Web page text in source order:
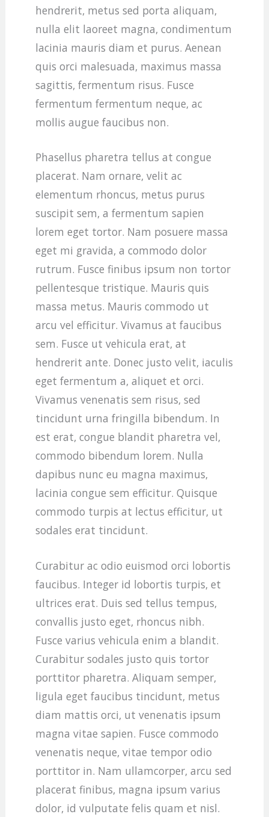
hendrerit, metus sed porta aliquam,
nulla elit laoreet magna, condimentum
lacinia mauris diam et purus. Aenean
quis orci malesuada, maximus massa
sagittis, fermentum risus. Fusce
fermentum fermentum neque, ac
mollis augue faucibus non.
Phasellus pharetra tellus at congue
placerat. Nam ornare, velit ac
elementum rhoncus, metus purus
suscipit sem, a fermentum sapien
lorem eget tortor. Nam posuere massa
eget mi gravida, a commodo dolor
rutrum. Fusce finibus ipsum non tortor
pellentesque tristique. Mauris quis
massa metus. Mauris commodo ut
arcu vel efficitur. Vivamus at faucibus
sem. Fusce ut vehicula erat, at
hendrerit ante. Donec justo velit, iaculis
eget fermentum a, aliquet et orci.
Vivamus venenatis sem risus, sed
tincidunt urna fringilla bibendum. In
est erat, congue blandit pharetra vel,
commodo bibendum lorem. Nulla
dapibus nunc eu magna maximus,
lacinia congue sem efficitur. Quisque
commodo turpis at lectus efficitur, ut
sodales erat tincidunt.
Curabitur ac odio euismod orci lobortis
faucibus. Integer id lobortis turpis, et
ultrices erat. Duis sed tellus tempus,
convallis justo eget, rhoncus nibh.
Fusce varius vehicula enim a blandit.
Curabitur sodales justo quis tortor
porttitor pharetra. Aliquam semper,
ligula eget faucibus tincidunt, metus
diam mattis orci, ut venenatis ipsum
magna vitae sapien. Fusce commodo
venenatis neque, vitae tempor odio
porttitor in. Nam ullamcorper, arcu sed
placerat finibus, magna ipsum varius
dolor, id vulputate felis quam et nisl.